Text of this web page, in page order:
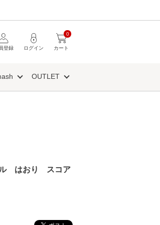
カート
0
ログイン
登録
OUTLET
はおり スコア